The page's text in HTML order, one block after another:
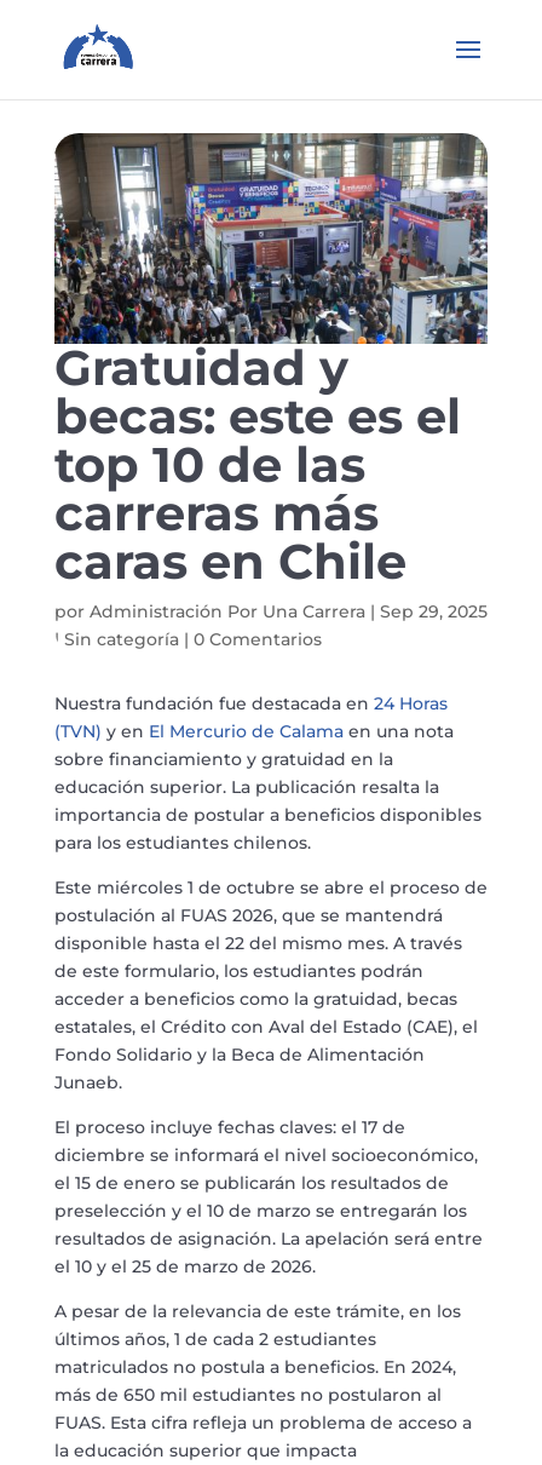
Gratuidad y
becas: este es el
top 10 de las
carreras más
caras en Chile
por Administración Por Una Carrera| Sep 29, 2025
| Sin categoría| 0 Comentarios
Nuestra fundación fue destacada en 24 Horas
(TVN) y en El Mercurio de Calamaen una nota
sobre financiamiento y gratuidad en la
educación superior. La publicación resalta la
importancia de postular a beneficios disponibles
para los estudiantes chilenos.
Este miércoles 1 de octubre se abre el proceso de
postulación al FUAS 2026, que se mantendrá
disponible hasta el 22 del mismo mes. A través
de este formulario, los estudiantes podrán
acceder a beneficios como la gratuidad, becas
estatales, el Crédito con Aval del Estado (CAE), el
Fondo Solidario y la Beca de Alimentación
Junaeb.
El proceso incluye fechas claves: el 17 de
diciembre se informará el nivel socioeconómico,
el 15 de enero se publicarán los resultados de
preselección y el 10 de marzo se entregarán los
resultados de asignación. La apelación será entre
el 10 y el 25 de marzo de 2026.
A pesar de la relevancia de este trámite, en los
últimos años, 1 de cada 2 estudiantes
matriculados no postula a beneficios. En 2024,
más de 650 mil estudiantes no postularon al
FUAS. Esta cifra refleja un problema de acceso a
la educación superior que impacta